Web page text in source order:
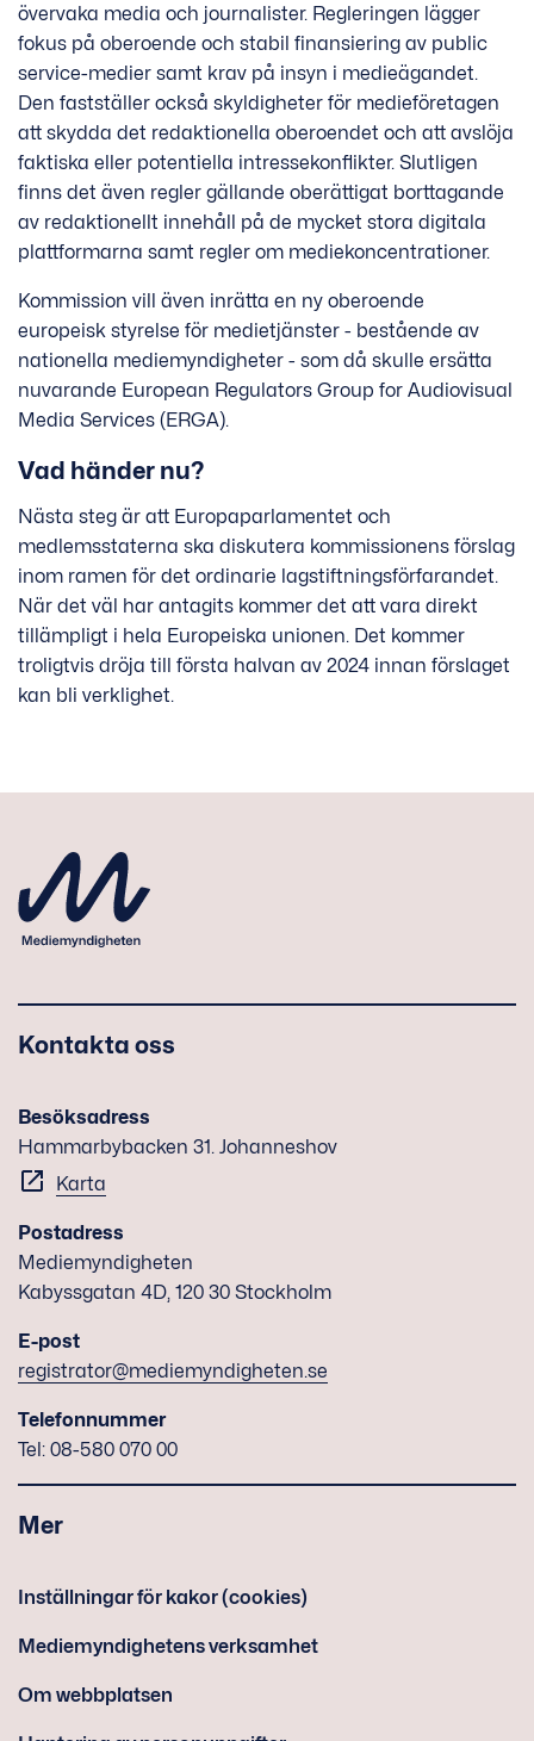
övervaka media och journalister. Regleringen lägger
fokus på oberoende och stabil finansiering av public
service-medier samt krav på insyn i medieägandet.
Den fastställer också skyldigheter för medieföretagen
att skydda det redaktionella oberoendet och att avslöja
faktiska eller potentiella intressekonflikter. Slutligen
finns det även regler gällande oberättigat borttagande
av redaktionellt innehåll på de mycket stora digitala
plattformarna samt regler om mediekoncentrationer.
Kommission vill även inrätta en ny oberoende
europeisk styrelse för medietjänster - bestående av
nationella mediemyndigheter - som då skulle ersätta
nuvarande European Regulators Group for Audiovisual
Media Services (ERGA).
Vad händer nu?
Nästa steg är att Europaparlamentet och
medlemsstaterna ska diskutera kommissionens förslag
inom ramen för det ordinarie lagstiftningsförfarandet.
När det väl har antagits kommer det att vara direkt
tillämpligt i hela Europeiska unionen. Det kommer
troligtvis dröja till första halvan av 2024 innan förslaget
kan bli verklighet.
Kontakta oss
Besöksadress
Hammarbybacken 31. Johanneshov
Karta
Postadress
Mediemyndigheten
Kabyssgatan 4D, 120 30 Stockholm
E-post
registrator@mediemyndigheten.se
Telefonnummer
Tel: 08-580 070 00
Mer
Inställningar för kakor (cookies)
Mediemyndighetens verksamhet
Om webbplatsen